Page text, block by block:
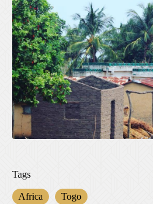
Tags
Africa Togo